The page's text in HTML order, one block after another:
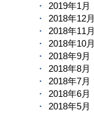
2019年1月
2018年12月
2018年11月
2018年10月
2018年9月
2018年8月
2018年7月
2018年6月
2018年5月